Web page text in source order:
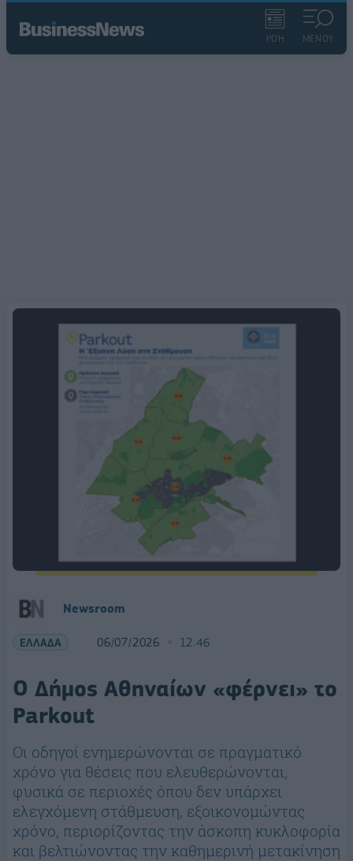
ΡΟΗ ΜΕΝΟΥ
Newsroom
ΕΛΛΑΔΑ 06/07/2026 12:46
Ο Δήμος Αθηναίων «φέρνει» το
Parkout
Οι οδηγοί ενημερώνονται σε πραγματικό
χρόνο για θέσεις που ελευθερώνονται,
φυσικά σε περιοχές όπου δεν υπάρχει
ελεγχόμενη στάθμευση, εξοικονομώντας
χρόνο, περιορίζοντας την άσκοπη κυκλοφορία
και βελτιώνοντας την καθημερινή μετακίνηση